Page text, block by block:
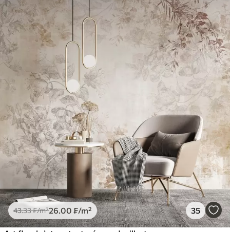
43.33₣/m²26 .00 ₣/m² 35